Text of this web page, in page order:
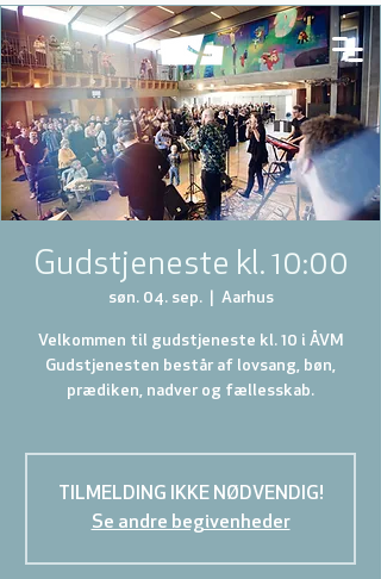
Gudstjeneste kl. 10:00
søn. 04. sep.
  |
Aarhus
Velkommen til gudstjeneste kl. 10 i ÅVM
Gudstjenesten består af lovsang, bøn,
prædiken, nadver og fællesskab.
TILMELDING IKKE NØDVENDIG!
Se andre begivenheder